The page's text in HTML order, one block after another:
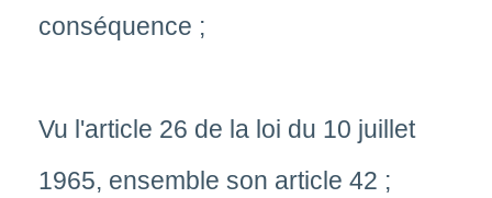
conséquence ;
Vu l'article 26 de la loi du 10 juillet
1965, ensemble son article 42 ;